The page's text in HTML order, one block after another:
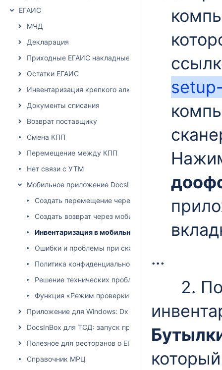
ЕГАИС
МЧД
Декларация
Приходные ЕГАИС накладные
Остатки ЕГАИС
Инвентаризация крепкого алкоголя
Документы списания
Возврат поставщику
Смена КПП
Перемещение между КПП
Нет связи с УТМ
Мобильное приложение DocsInBox
Создать перемещение через мобильное приложение
Создать возврат через мобильное приложение
Инвентаризация в мобильном приложении
Ошибки и проблемы при сканировании
Политика конфиденциальности приложения DocsInBox
Решение технических проблем с мобильным
Функция «Режим проверки РАР»
Приложение для Windows: Dxbx.Desktop
DocsInBox для ТСД: запуск приложения на терминалах
Полезное для ресторанов о ЕГАИС
Справочник МРЦ
...
2.